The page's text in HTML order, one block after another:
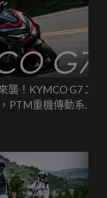
襲！KYMCO G7 二
PTM重機傳動系統
饗宴